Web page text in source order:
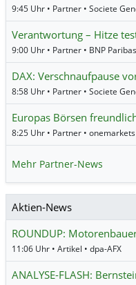
9:45 Uhr • Partner • Societe
Verantwortung – Hitze
9:00 Uhr • Partner • BNP Paribas
DAX: Verschnaufpause
8:58 Uhr • Partner • Societe
Europas Börsen
8:25 Uhr • Partner •
Mehr Partner-News
Aktien-News
ROUNDUP:
11:06 Uhr • Artikel • dpa-AFX
ANALYSE-FLASH: